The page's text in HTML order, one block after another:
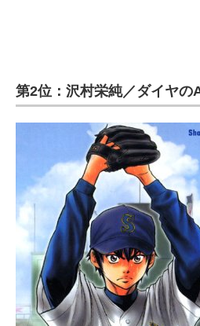
第2位：沢村栄純／ダイヤの